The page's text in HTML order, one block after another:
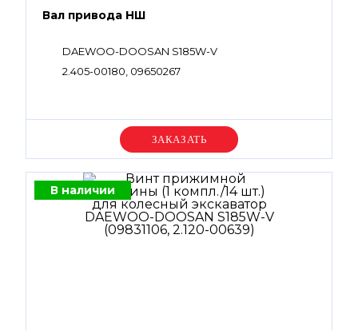
Вал привода НШ
DAEWOO-DOOSAN S185W-V
2.405-00180, 09650267
Уточняйте цену
В наличии